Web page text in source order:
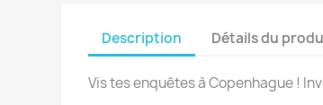
Description Détails du
Vis tes enquêtes à Copenhague !